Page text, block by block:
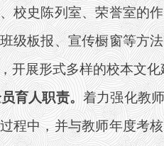
校史陈列室、荣誉室的
级板报、宣传橱窗等方
开展形式多样的校本文化
育人职责。着力强化教
程中，并与教师年度考